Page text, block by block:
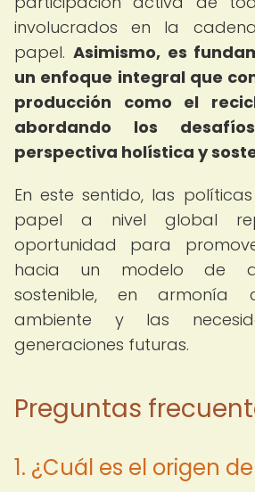
involucrados en la
papel. Asimismo, es
un enfoque integral que
producción como el
abordando los
perspectiva holística y
En este sentido, las
papel a nivel global
oportunidad para
hacia un modelo de
sostenible, en armonía
ambiente y las
generaciones futuras.
Preguntas
1. ¿Cuál es el origen